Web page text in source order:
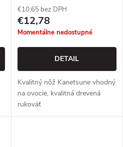
€10,65 bez DPH
€12,78
Momentálne nedostupné
DETAIL
Kvalitný nôž Kanetsune vhodný
na ovocie, kvalitná drevená
rukoväť